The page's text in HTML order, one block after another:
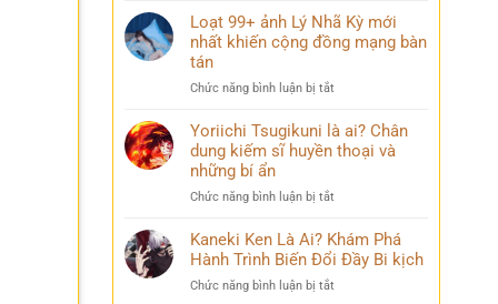
ít
biết
Mai
Thúy
sau
đăng
Loạt 99+ ảnh Lý Nhã Kỳ mới
nhất khiến cộng đồng mạng bàn
tán
Chức năng bình luận bị tắt
99+
ảnh
Kỳ
nhất
khiến
đồng
Yoriichi Tsugikuni là ai? Chân
dung kiếm sĩ huyền thoại và
những bí ẩn
Chức năng bình luận bị tắt
Tsugikuni
là
Chân
Kaneki Ken Là Ai? Khám Phá
Hành Trình Biến Đổi Đầy Bi kịch
Chức năng bình luận bị tắt